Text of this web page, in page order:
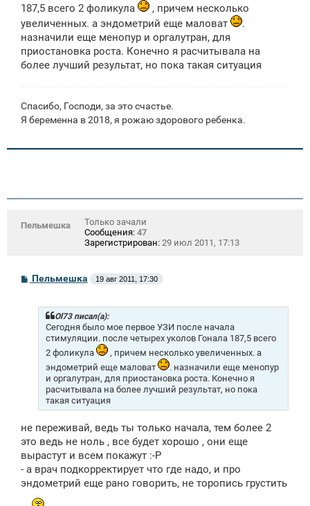
187,5 всего 2 фоликула
, причем несколько
увеличенных. а эндометрий еще маловат
.
назначили еще менопур и оргалутран, для
приостановка роста. Конечно я расчитывала на
более лучший результат, но пока такая ситуация
Спасибо, Господи, за это счастье.
Я беременна в 2018, я рожаю здорового ребенка.
Пельмешка
Только зачали
Сообщения: 47
Зарегистрирован: 29 июл 2011, 17:13
С
о
Пельмешка 19 авг 2011, 17:30
Ol73 писал(а):
Сегодня было мое первое УЗИ после начала
стимуляции. после четырех уколов Гонала 187,5 всего
2 фоликула
, причем несколько увеличенных. а
эндометрий еще маловат
. назначили еще менопур
и оргалутран, для приостановка роста. Конечно я
расчитывала на более лучший результат, но пока
такая ситуация
не переживай, ведь ты только начала, тем более 2
это ведь не ноль , все будет хорошо , они еще
вырастут и всем покажут :-P
- а врач подкорректирует что где надо, и про
эндометрий еще рано говорить, не торопись грустить